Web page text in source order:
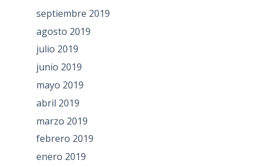
septiembre 2019
agosto 2019
julio 2019
junio 2019
mayo 2019
abril 2019
marzo 2019
febrero 2019
enero 2019